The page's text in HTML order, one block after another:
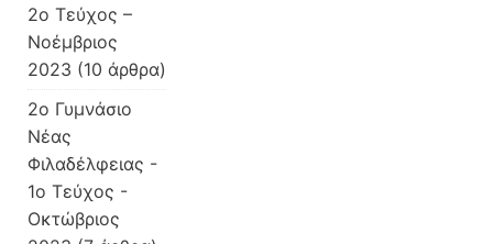
2ο Τεύχος –
Νοέμβριος
2023 (10 άρθρα)
2ο Γυμνάσιο
Νέας
Φιλαδέλφειας -
1ο Τεύχος -
Οκτώβριος